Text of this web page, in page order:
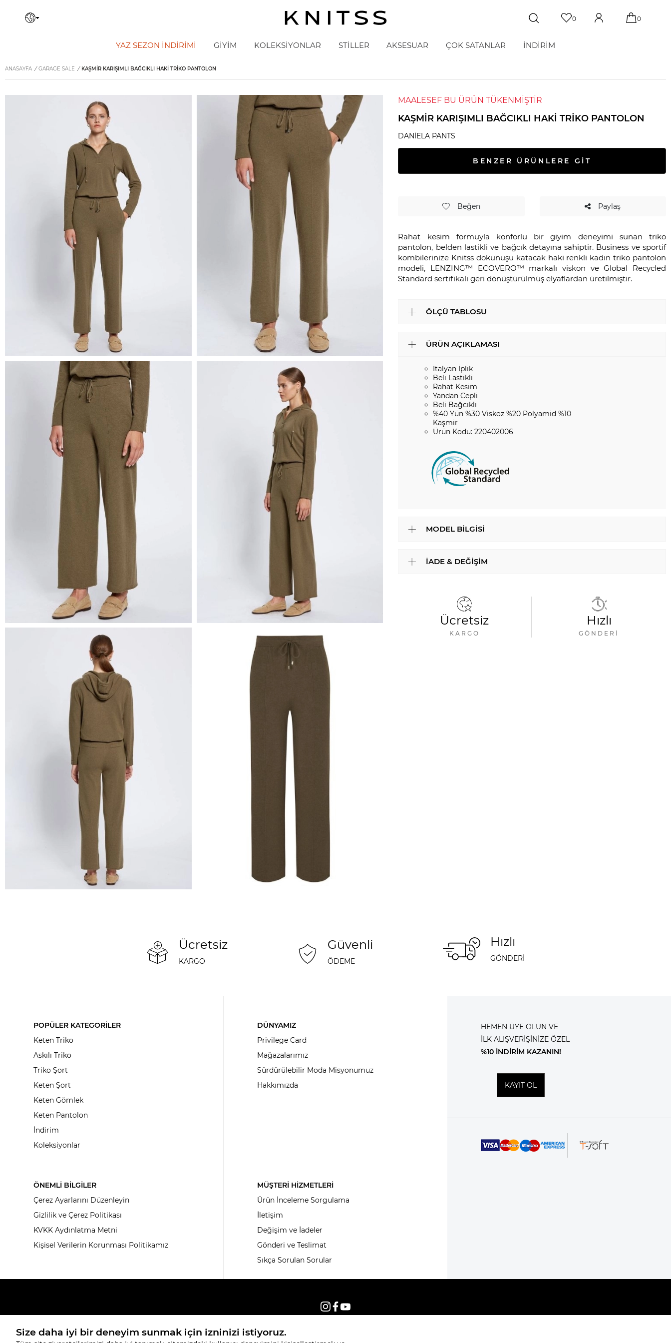
0 0
YAZ SEZON İNDIRIMI GİYİM KOLEKSİYONLAR STİLLER AKSESUAR ÇOK SATANLAR İNDİRİM
ANASAYFA / GARAGE SALE / KAŞMIR KARIŞIMLI BAĞCIKLI HAKI TRIKO PANTOLON
MAALESEF BU ÜRÜN TÜKENMİŞTİR
KAŞMIR KARIŞIMLI BAĞCIKLI HAKI TRIKO PANTOLON
DANIELA PANTS
BENZER ÜRÜNLERE GİT
Beğen Paylaş
Rahat kesim formuyla konforlu bir giyim deneyimi sunan triko
pantolon, belden lastikli ve bağcık detayına sahiptir. Business ve sportif
kombilerinize Knitss dokunuşu katacak haki renkli kadın triko pantolon
modeli, LENZING™️ ECOVERO™️ markalı viskon ve Global Recycled
Standard sertifikalı geri dönüştürülmüş elyaflardan üretilmiştir.
ÖLÇÜ TABLOSU
ÜRÜN AÇIKLAMASI
İtalyan İplik
Beli Lastikli
Rahat Kesim
Yandan Cepli
Beli Bağcıklı
%40 Yün %30 Viskoz %20 Polyamid %10
Kaşmir
Ürün Kodu: 220402006
MODEL BILGISI
İADE & DEĞIŞIM
Ücretsiz
KARGO
Hızlı
GÖNDERI
Ücretsiz
KARGO
Güvenli
ÖDEME
Hızlı
GÖNDERİ
POPÜLER KATEGORİLER
Keten Triko
Askılı Triko
Triko Şort
Keten Şort
Keten Gömlek
Keten Pantolon
İndirim
Koleksiyonlar
DÜNYAMIZ
Privilege Card
Mağazalarımız
Sürdürülebilir Moda Misyonumuz
Hakkımızda
ÖNEMLİ BİLGİLER
Çerez Ayarlarını Düzenleyin
Gizlilik ve Çerez Politikası
KVKK Aydınlatma Metni
Kişisel Verilerin Korunması Politikamız
MÜŞTERİ HİZMETLERİ
Ürün İnceleme Sorgulama
İletişim
Değişim ve İadeler
Gönderi ve Teslimat
Sıkça Sorulan Sorular
HEMEN ÜYE OLUN VE
İLK ALIŞVERİŞİNİZE ÖZEL
%10 İNDİRİM KAZANIN!
KAYIT OL
© 2026, Tüm hakları saklıdır KNITSS